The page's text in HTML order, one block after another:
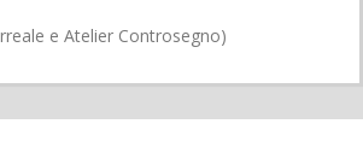
e Atelier Controsegno)